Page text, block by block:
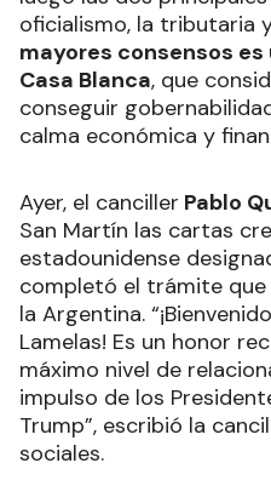
oficialismo, la tributaria
mayores consensos
Casa Blanca, que
conseguir
calma económica y
Ayer, el canciller Pablo
San Martín las cartas
estadounidense
completó el trámite
la Argentina.
Lamelas! Es un honor
máximo nivel de
impulso de los
Trump”, escribió la
sociales.